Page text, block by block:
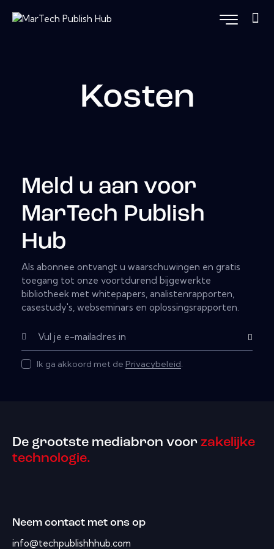
Kosten
Meld u aan voor
MarTech Publish
Hub
Als abonnee ontvangt u waarschuwingen en gratis
toegang tot onze voortdurend bijgewerkte
bibliotheek met whitepapers, analistenrapporten,
casestudy's, webseminars en oplossingsrapporten.
Subscribe
Ik ga akkoord met de Privacybeleid.
De grootste mediabron voor zakelijke
technologie.
Neem contact met ons op
info@techpublishhhub.com